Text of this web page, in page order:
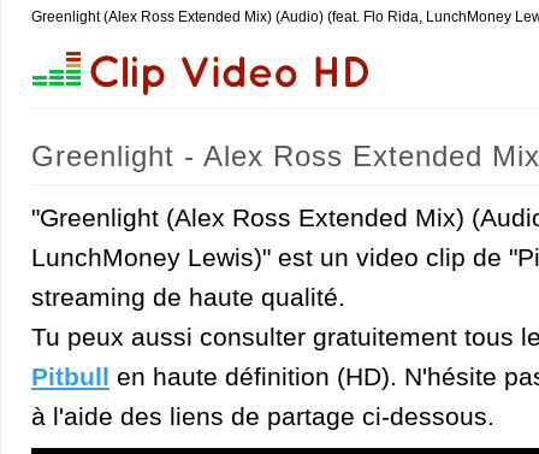
Greenlight (Alex Ross Extended Mix) (Audio) (feat. Flo Rida, LunchMoney
Greenlight - Alex Ross Extended
(Pitbull)
"Greenlight (Alex Ross Extended Mix)
LunchMoney Lewis)" est un video clip de
streaming de haute qualité.
Tu peux aussi consulter gratuitement tous
Pitbull en haute définition (HD). N'hésite
à l'aide des liens de partage ci-dessous.